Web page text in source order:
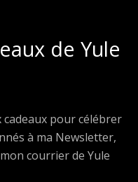
de Yule
pour célébrer
à ma Newsletter,
courrier de Yule